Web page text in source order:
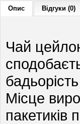
Опис Відгуки (0)
Чай
Місце